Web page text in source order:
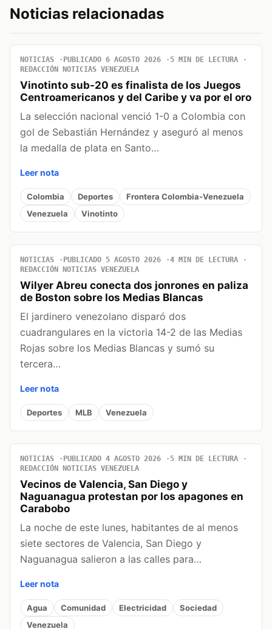
Noticias relacionadas
NOTICIAS PUBLICADO 6 AGOSTO 2026
5 MIN DE LECTURA
REDACCIÓN NOTICIAS VENEZUELA
Vinotinto sub-20 es finalista de los Juegos
Centroamericanos y del Caribe y va por el oro
La selección nacional venció 1-0 a Colombia con
gol de Sebastián Hernández y aseguró al menos
la medalla de plata en Santo…
Leer nota
Colombia Deportes
Frontera Colombia-Venezuela
Venezuela
Vinotinto
NOTICIAS PUBLICADO 5 AGOSTO 2026
4 MIN DE LECTURA
REDACCIÓN NOTICIAS VENEZUELA
Wilyer Abreu conecta dos jonrones en paliza
de Boston sobre los Medias Blancas
El jardinero venezolano disparó dos
cuadrangulares en la victoria 14-2 de las Medias
Rojas sobre los Medias Blancas y sumó su
tercera…
Leer nota
Deportes MLB Venezuela
NOTICIAS PUBLICADO 4 AGOSTO 2026
5 MIN DE LECTURA
REDACCIÓN NOTICIAS VENEZUELA
Vecinos de Valencia, San Diego y
Naguanagua protestan por los apagones en
Carabobo
La noche de este lunes, habitantes de al menos
siete sectores de Valencia, San Diego y
Naguanagua salieron a las calles para…
Leer nota
Agua Comunidad Electricidad
Sociedad
Venezuela